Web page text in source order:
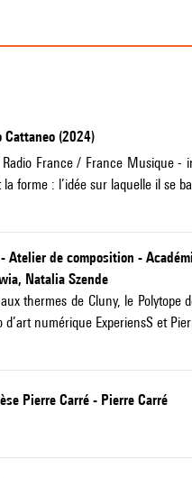
(2024)
France / France Musique -
forme : l’idée sur laquelle il se
Atelier de composition -
Natalia Szende
thermes de Cluny, le
d’art numérique ExperiensS et
Pierre Carré - Pierre Carré